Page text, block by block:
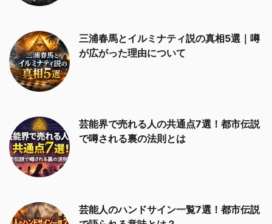
三浦春馬とイルミナティ説の真相5選｜噂
が広がった理由について
芸能界で売れる人の共通点7選！都市伝説
で噂される裏の法則とは
芸能人のハンドサイン一覧7選！都市伝説